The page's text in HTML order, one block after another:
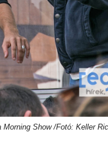
Show /Fotó: Keller